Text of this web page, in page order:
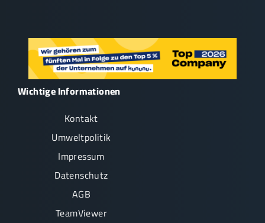
Wichtige Informationen
Kontakt
Umweltpolitik
Impressum
Datenschutz
AGB
TeamViewer